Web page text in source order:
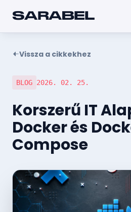
SARABEL
Vissza a cikkekhez
BLOG 2026. 02. 25.
Korszerű IT
Docker és
Compose